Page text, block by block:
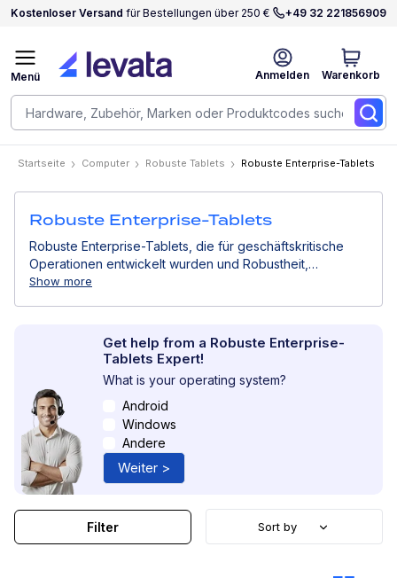
Kostenloser Versand für Bestellungen über 250 € +49 32 221856909
Anmelden Warenkorb
Menü
Startseite Computer Robuste Tablets Robuste Enterprise-Tablets
Robuste Enterprise-Tablets
Robuste Enterprise-Tablets, die für geschäftskritische
Operationen entwickelt wurden und Robustheit,
Sicherheit und hohe Leistung kombinieren. Ideal für
Echtzeitzugriff auf Daten, nahtlose Konnektivität und
verbesserte Produktivität in Unternehmensabläufen.
Show more
Get help from a Robuste Enterprise-
Tablets Expert!
What is your operating system?
Android
Windows
Andere
Weiter >
Filter Sort by